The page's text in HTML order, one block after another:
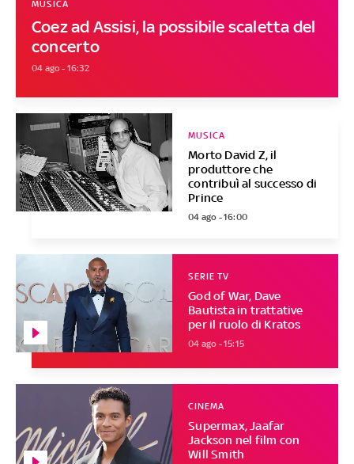
Coez ad Assisi, la possibile scaletta del
concerto
MUSICA
04 ago - 16:32
Morto David Z, il
produttore che
contribuì al successo di
Prince
MUSICA
04 ago - 16:00
God of War, Dave
Bautista in trattative
per il ruolo di Kratos
SERIE TV
04 ago - 15:15
Supermax, Jaafar
Jackson nel film con
Will Smith
CINEMA